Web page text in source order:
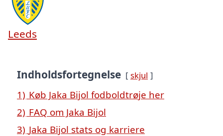
Leeds
Indholdsfortegnelse skjul
1) Køb Jaka Bijol fodboldtrøje her
2) FAQ om Jaka Bijol
3) Jaka Bijol stats og karriere